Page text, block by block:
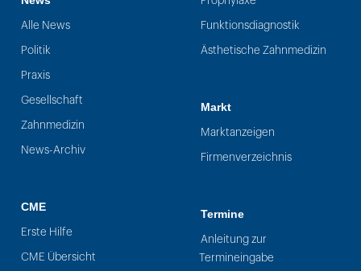
Alle News
Politik
Praxis
Gesellschaft
Zahnmedizin
News-Archiv
CME
Erste Hilfe
CME Übersicht
Funktionsdiagnostik
Ästhetische Zahnmedizin
Markt
Marktanzeigen
Firmenverzeichnis
Termine
Anleitung zur
Termineingabe